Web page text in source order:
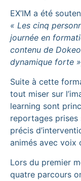
EX’IM a été
« Les cinq
journée en
contenu de
dynamique forte
Suite à cette
tout miser sur
learning sont
reportages
précis
animés avec voix
Lors du premier
quatre parcours